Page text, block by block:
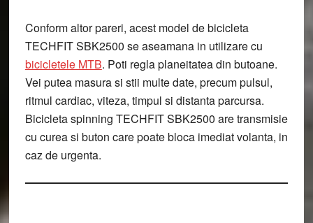
Conform altor pareri, acest model de bicicleta
TECHFIT SBK2500 se aseamana in utilizare cu
bicicletele MTB. Poti regla planeitatea din butoane.
Vei putea masura si stii multe date, precum pulsul,
ritmul cardiac, viteza, timpul si distanta parcursa.
Bicicleta spinning TECHFIT SBK2500 are transmisie
cu curea si buton care poate bloca imediat volanta, in
caz de urgenta.